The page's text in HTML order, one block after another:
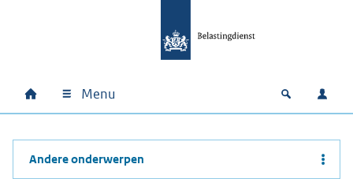
Hoofdnavigatie
Home Menu Open
Andere onderwerpen